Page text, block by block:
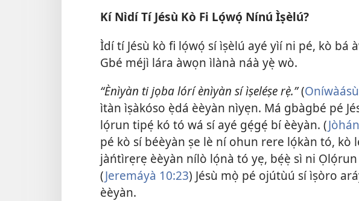
Kí Nìdí Tí Jésù Kò Fi Lọ́wọ́ Nínú Ìṣèlú?
Ìdí tí Jésù kò fi lọ́wọ́ sí ìṣèlú ayé yìí ni pé, kò bá
Gbé méjì lára àwọn ìlànà náà yẹ̀ wò.
“Ènìyàn ti jọba lórí ènìyàn sí ìṣeléṣe rẹ̀.”(
ìtàn ìṣàkóso ẹ̀dá èèyàn nìyẹn. Má gbàgbé pé
lọ́run tipẹ́ kó tó wá sí ayé gẹ́gẹ́ bí èèyàn. (
pé kò sí béèyàn ṣe lè ní ohun rere lọ́kàn tó,
jàńtìrẹrẹ èèyàn nílò lọ́nà tó yẹ, bẹ́ẹ̀ sì ni
(Jeremáyà 10:23) Jésù mọ̀ pé ojútùú sí ìṣòro
èèyàn.